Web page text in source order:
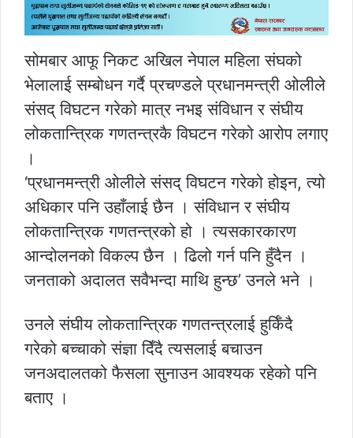
सोमबार आफू निकट अखिल नेपाल महिला संघको
भेलालाई सम्बोधन गर्दै प्रचण्डले प्रधानमन्त्री ओलीले
संसद् विघटन गरेको मात्र नभइ संविधान र संघीय
लोकतान्त्रिक गणतन्त्रकै विघटन गरेको आरोप लगाए
।
‘प्रधानमन्त्री ओलीले संसद् विघटन गरेको होइन, त्यो
अधिकार पनि उहाँलाई छैन । संविधान र संघीय
लोकतान्त्रिक गणतन्त्रको हो । त्यसकारकारण
आन्दोलनको विकल्प छैन । ढिलो गर्न पनि हुँदैन ।
जनताको अदालत सवैभन्दा माथि हुन्छ’ उनले भने ।
उनले संघीय लोकतान्त्रिक गणतन्त्रलाई हुर्किँदै
गरेको बच्चाको संज्ञा दिँदै त्यसलाई बचाउन
जनअदालतको फैसला सुनाउन आवश्यक रहेको पनि
बताए ।